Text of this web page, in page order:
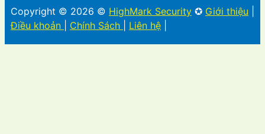
Copyright © 2026 © HighMark Security ✪ Giới thiệu
Điều khoản
Chính Sách Liên hệ